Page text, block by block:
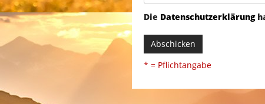
Die Datenschutzerklärung
Abschicken
* = Pflichtangabe